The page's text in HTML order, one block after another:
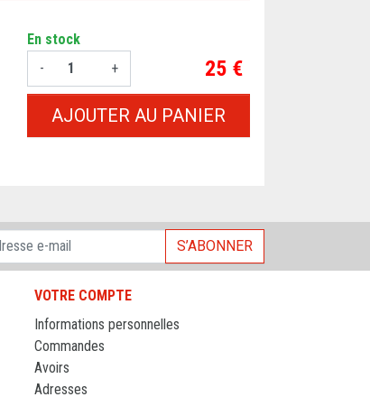
En stock
-
+ Prix
25 €
AJOUTER AU PANIER
S’ABONNER
VOTRE COMPTE
Informations personnelles
Commandes
Avoirs
Adresses